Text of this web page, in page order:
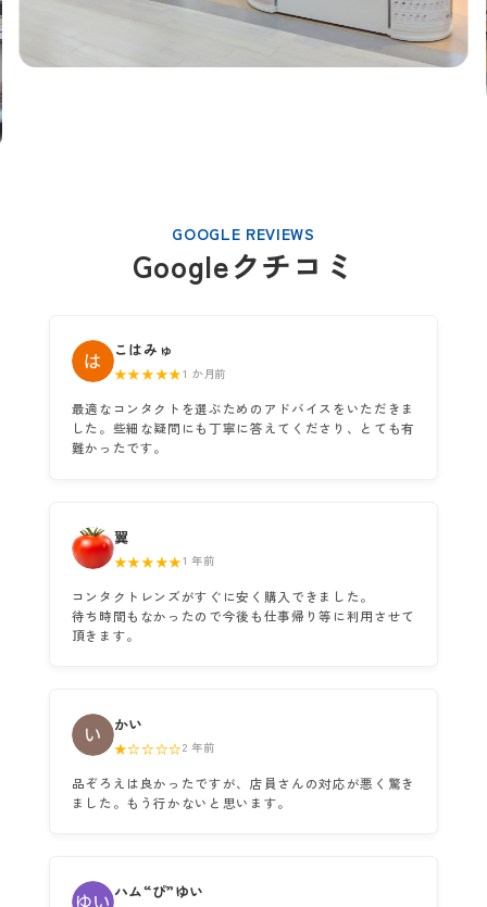
GOOGLE REVIEWS
Googleクチコミ
こはみゅ
★★★★★1 か月前
最適なコンタクトを選ぶためのアドバイスをいただきま
した。些細な疑問にも丁寧に答えてくださり、とても有
難かったです。
翼
★★★★★1 年前
コンタクトレンズがすぐに安く購入できました。
待ち時間もなかったので今後も仕事帰り等に利用させて
頂きます。
かい
★☆☆☆☆2 年前
品ぞろえは良かったですが、店員さんの対応が悪く驚き
ました。もう行かないと思います。
ハム“ぴ”ゆい